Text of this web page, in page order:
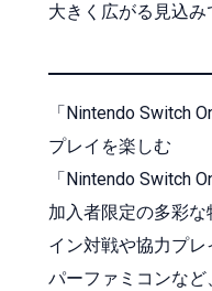
大きく広がる見込み
「Nintendo Switch
プレイを楽しむ
「Nintendo Switch
加入者限定の多彩
イン対戦や協力プ
パーファミコンな